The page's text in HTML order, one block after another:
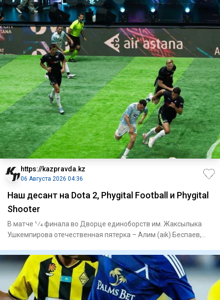
https://kazpravda.kz
06 Августа 2026 04:36
Наш десант на Dota 2, Phygital Football и Phygital
Shooter
В матче 1⁄4 финала во Дворце единоборств им. Жаксылыка
Ушкемпирова отечественная пятерка – Алим (aik) Беспаев,